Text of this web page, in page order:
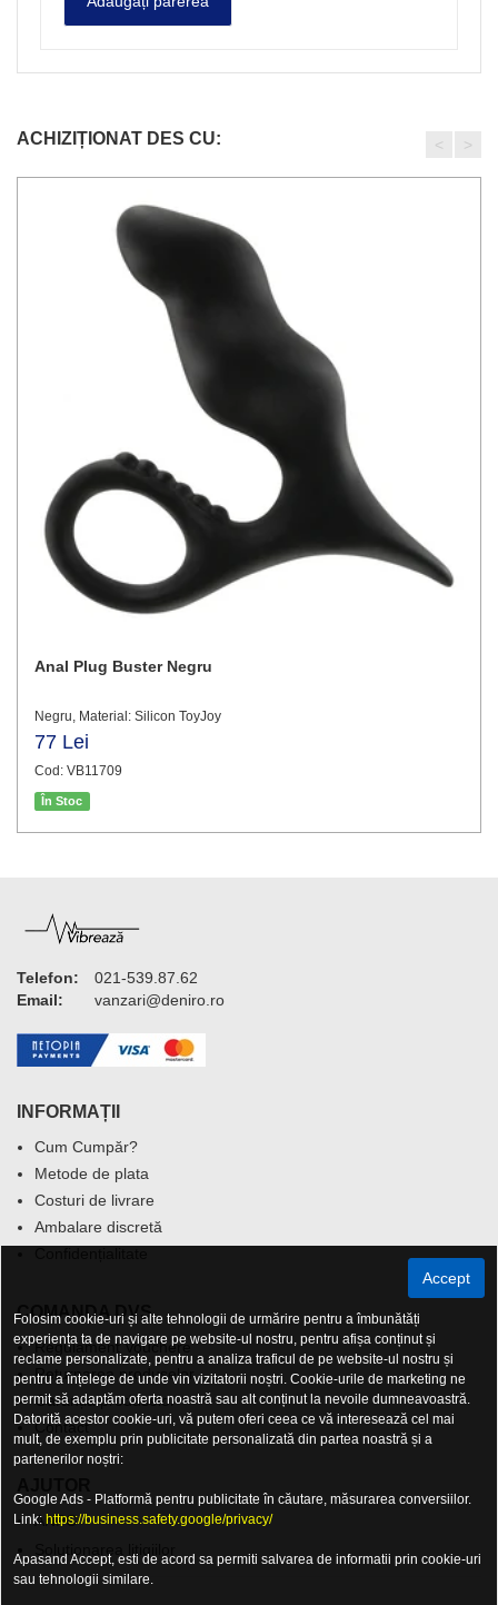
ACHIZIȚIONAT DES CU:
Anal Plug Buster Negru
Negru, Material: Silicon ToyJoy
77 Lei
Cod: VB11709
În Stoc
< >
Telefon:
021-539.87.62
Email:
vanzari@deniro.ro
INFORMAȚII
Cum Cumpăr?
Metode de plata
Costuri de livrare
Ambalare discretă
COMANDA DVS.
Regulament Vouchere
Returnarea produselor
Garanția produselor
Contact
ANPC
Accept
Folosim cookie-uri și alte tehnologii de urmărire pentru a îmbunătăți
experiența ta de navigare pe website-ul nostru, pentru afișa conținut și
reclame personalizate, pentru a analiza traficul de pe website-ul nostru și
pentru a înțelege de unde vin vizitatorii noștri. Cookie-urile de marketing ne
permit să adaptăm oferta noastră sau alt conținut la nevoile dumneavoastră.
Datorită acestor cookie-uri, vă putem oferi ceea ce vă interesează cel mai
mult, de exemplu prin publicitate personalizată din partea noastră și a
partenerilor noștri:
Google Ads - Platformă pentru publicitate în căutare, măsurarea conversiilor.
Link: https://business.safety.google/privacy/
Apasand Accept, esti de acord sa permiti salvarea de informatii prin cookie-uri
sau tehnologii similare.